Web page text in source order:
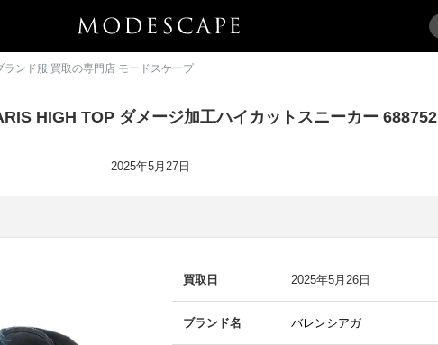
ンド服 買取の専門店 モードスケープ
HIGH TOP ダメージ加工ハイカットスニーカー 688752
2025年5月27日
買取日 2025年5月26日
ブランド名 バレンシアガ